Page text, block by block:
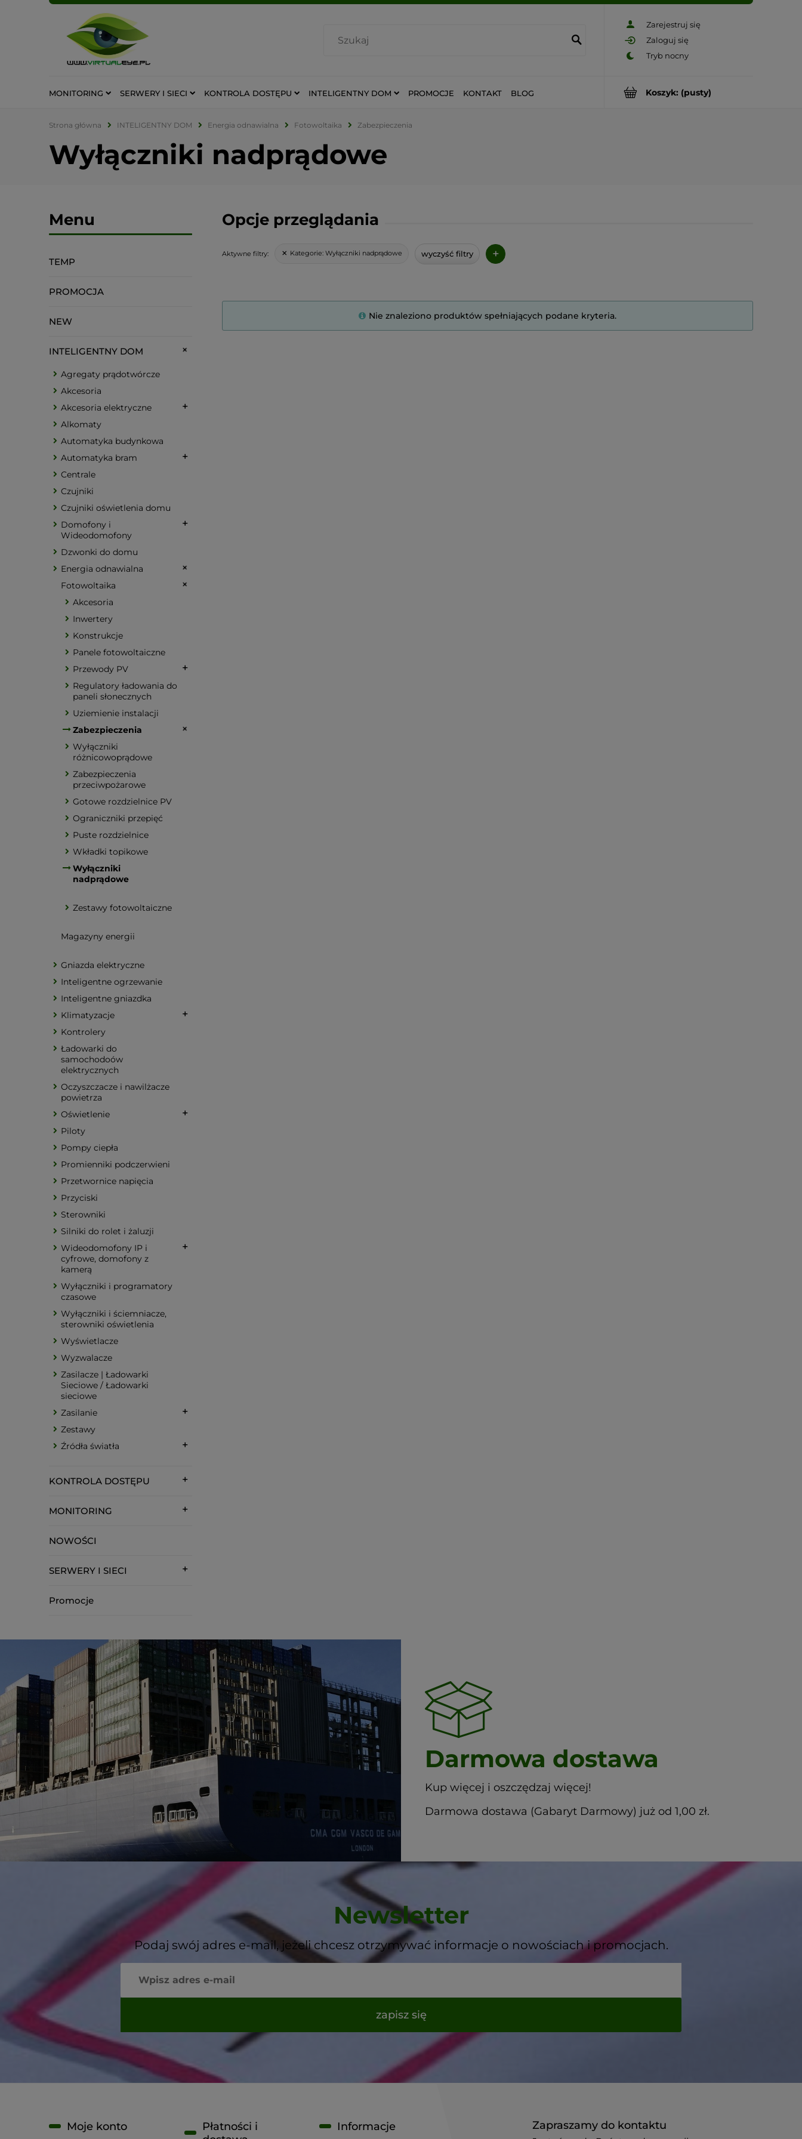
Zarejestruj się
Zaloguj się
Koszyk: (pusty)
MONITORING SERWERY I SIECI KONTROLA DOSTĘPU INTELIGENTNY DOM PROMOCJE KONTAKT BLOG
Strona główna INTELIGENTNY DOM Energia odnawialna Fotowoltaika Zabezpieczenia
Wyłączniki nadprądowe
Menu
TEMP
PROMOCJA
NEW
INTELIGENTNY DOM
Agregaty prądotwórcze
Akcesoria
Akcesoria elektryczne
Alkomaty
Automatyka budynkowa
Automatyka bram
Centrale
Czujniki
Czujniki oświetlenia domu
Domofony i
Wideodomofony
Dzwonki do domu
Energia odnawialna
Fotowoltaika
Akcesoria
Inwertery
Konstrukcje
Panele fotowoltaiczne
Przewody PV
Regulatory ładowania do
paneli słonecznych
Uziemienie instalacji
Zabezpieczenia
Wyłączniki
różnicowoprądowe
Zabezpieczenia
przeciwpożarowe
Gotowe rozdzielnice PV
Ograniczniki przepięć
Puste rozdzielnice
Wkładki topikowe
Wyłączniki
nadprądowe
Zestawy fotowoltaiczne
Magazyny energii
Gniazda elektryczne
Inteligentne ogrzewanie
Inteligentne gniazdka
Klimatyzacje
Kontrolery
Ładowarki do
samochodoów
elektrycznych
Oczyszczacze i nawilżacze
powietrza
Oświetlenie
Piloty
Pompy ciepła
Promienniki podczerwieni
Przetwornice napięcia
Przyciski
Sterowniki
Silniki do rolet i żaluzji
Wideodomofony IP i
cyfrowe, domofony z
kamerą
Wyłączniki i programatory
czasowe
Wyłączniki i ściemniacze,
sterowniki oświetlenia
Wyświetlacze
Wyzwalacze
Zasilacze | Ładowarki
Sieciowe / Ładowarki
sieciowe
Zasilanie
Zestawy
Źródła światła
KONTROLA DOSTĘPU
MONITORING
NOWOŚCI
SERWERY I SIECI
Promocje
Opcje przeglądania
Aktywne filtry: Kategorie: Wyłączniki nadprądowe wyczyść filtry +
Nie znaleziono produktów spełniających podane kryteria.
Darmowa dostawa
Kup więcej i oszczędzaj więcej!
Darmowa dostawa (Gabaryt Darmowy) już od 1,00 zł.
Newsletter
Podaj swój adres e-mail, jeżeli chcesz otrzymywać informacje o nowościach i promocjach.
zapisz się
Zapraszamy do kontaktu
Moje konto
Płatności i
Informacje